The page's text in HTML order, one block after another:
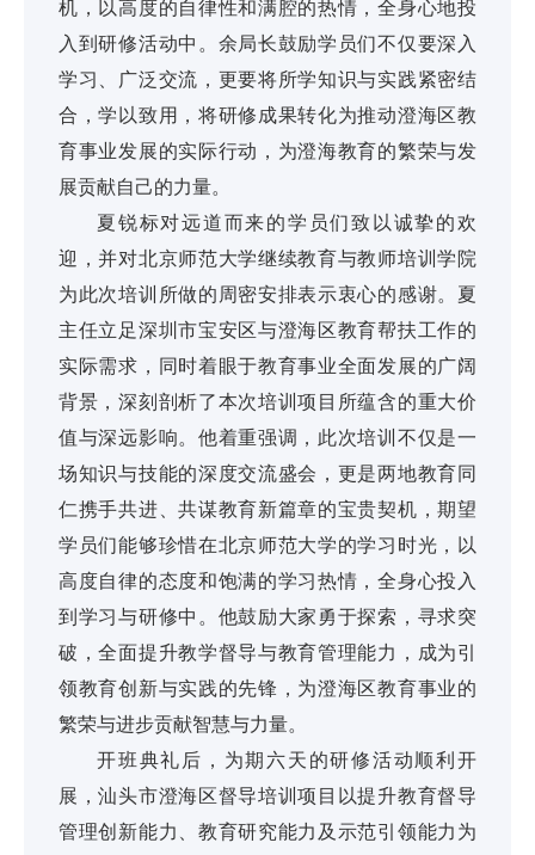
机，以高度的自律性和满腔的热情，全身心地投
入到研修活动中。余局长鼓励学员们不仅要深入
学习、广泛交流，更要将所学知识与实践紧密结
合，学以致用，将研修成果转化为推动澄海区教
育事业发展的实际行动，为澄海教育的繁荣与发
展贡献自己的力量。
夏锐标对远道而来的学员们致以诚挚的欢
迎，并对北京师范大学继续教育与教师培训学院
为此次培训所做的周密安排表示衷心的感谢。夏
主任立足深圳市宝安区与澄海区教育帮扶工作的
实际需求，同时着眼于教育事业全面发展的广阔
背景，深刻剖析了本次培训项目所蕴含的重大价
值与深远影响。他着重强调，此次培训不仅是一
场知识与技能的深度交流盛会，更是两地教育同
仁携手共进、共谋教育新篇章的宝贵契机，期望
学员们能够珍惜在北京师范大学的学习时光，以
高度自律的态度和饱满的学习热情，全身心投入
到学习与研修中。他鼓励大家勇于探索，寻求突
破，全面提升教学督导与教育管理能力，成为引
领教育创新与实践的先锋，为澄海区教育事业的
繁荣与进步贡献智慧与力量。
开班典礼后，为期六天的研修活动顺利开
展，汕头市澄海区督导培训项目以提升教育督导
管理创新能力、教育研究能力及示范引领能力为